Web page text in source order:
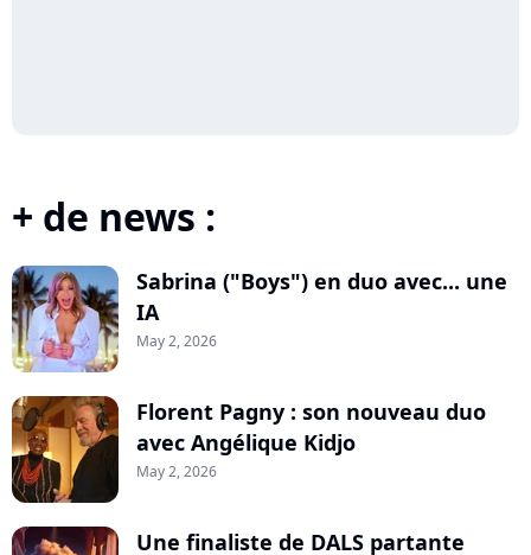
+ de news :
Sabrina ("Boys") en duo avec... une
IA
May 2, 2026
Florent Pagny : son nouveau duo
avec Angélique Kidjo
May 2, 2026
Une finaliste de DALS partante